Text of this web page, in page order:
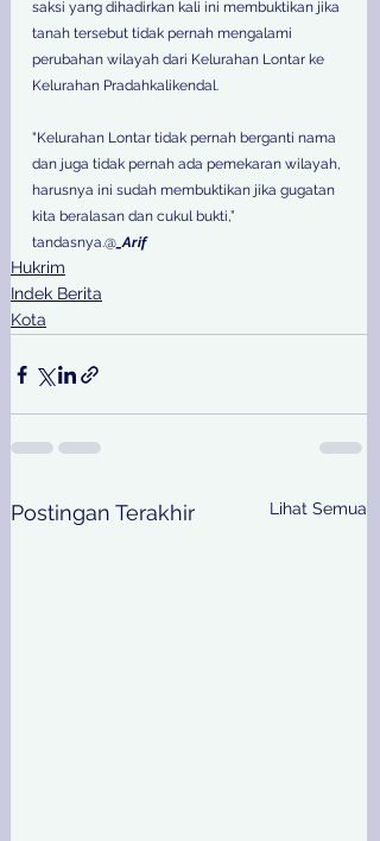
saksi yang dihadirkan kali ini membuktikan jika
tanah tersebut tidak pernah mengalami
perubahan wilayah dari Kelurahan Lontar ke
Kelurahan Pradahkalikendal.
"Kelurahan Lontar tidak pernah berganti nama
dan juga tidak pernah ada pemekaran wilayah,
harusnya ini sudah membuktikan jika gugatan
kita beralasan dan cukul bukti,”
tandasnya.@ _Arif
Hukrim
Indek Berita
Kota
Postingan Terakhir Lihat Semua